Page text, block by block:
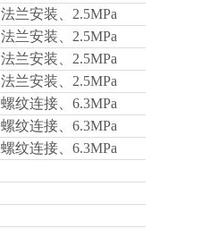
法兰安装、2.5MPa
法兰安装、2.5MPa
法兰安装、2.5MPa
法兰安装、2.5MPa
螺纹连接、6.3MPa
螺纹连接、6.3MPa
螺纹连接、6.3MPa